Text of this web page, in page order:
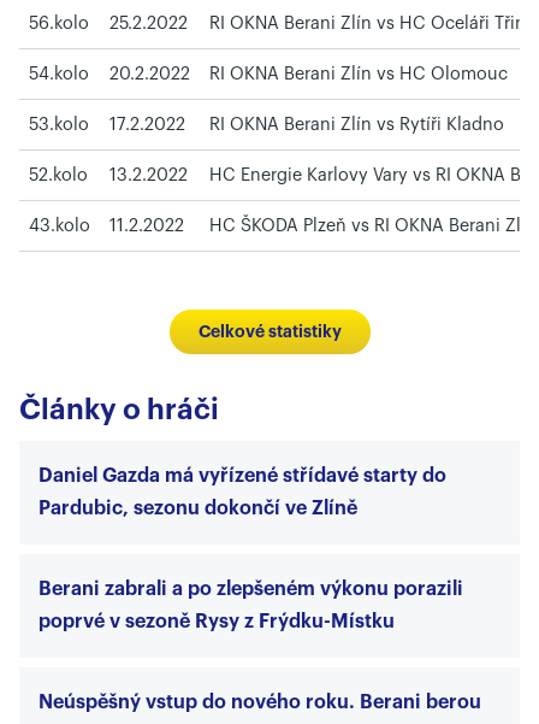
56.kolo 25.2.2022 RI OKNA Berani Zlín vs HC Oceláři
54.kolo 20.2.2022 RI OKNA Berani Zlín vs HC Olomouc
53.kolo 17.2.2022 RI OKNA Berani Zlín vs Rytíři Kladno
52.kolo 13.2.2022 HC Energie Karlovy Vary vs RI OKNA
43.kolo 11.2.2022 HC ŠKODA Plzeň vs RI OKNA Berani Zlín
Celkové statistiky
Články o hráči
Daniel Gazda má vyřízené střídavé starty do
Pardubic, sezonu dokončí ve Zlíně
Berani zabrali a po zlepšeném výkonu porazili
poprvé v sezoně Rysy z Frýdku-Místku
Neúspěšný vstup do nového roku. Berani berou